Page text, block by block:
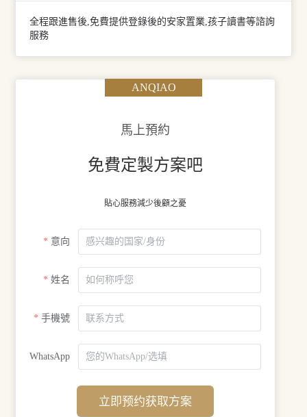
全程跟進售後,免費提供登錄後的安家置業,孩子讀書等諮詢
服務
ANQIAO
馬上預約
免費定製方案吧
貼心服務減少後顧之憂
意向
姓名
手機號
WhatsApp
立即预约获取方案